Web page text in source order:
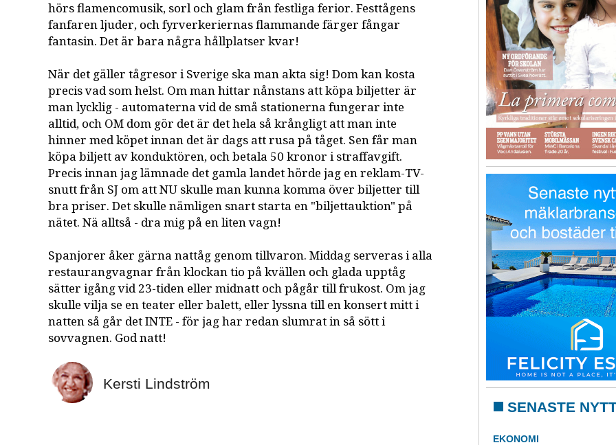
hörs flamencomusik, sorl och glam från festliga ferior. Festtågens
fanfaren ljuder, och fyrverkeriernas flammande färger fångar
fantasin. Det är bara några hållplatser kvar!
När det gäller tågresor i Sverige ska man akta sig! Dom kan kosta
precis vad som helst. Om man hittar nånstans att köpa biljetter är
man lycklig - automaterna vid de små stationerna fungerar inte
alltid, och OM dom gör det är det hela så krångligt att man inte
hinner med köpet innan det är dags att rusa på tåget. Sen får man
köpa biljett av konduktören, och betala 50 kronor i straffavgift.
Precis innan jag lämnade det gamla landet hörde jag en reklam-TV-
snutt från SJ om att NU skulle man kunna komma över biljetter till
bra priser. Det skulle nämligen snart starta en "biljettauktion" på
nätet. Nä alltså - dra mig på en liten vagn!
Spanjorer åker gärna nattåg genom tillvaron. Middag serveras i alla
restaurangvagnar från klockan tio på kvällen och glada upptåg
sätter igång vid 23-tiden eller midnatt och pågår till frukost. Om jag
skulle vilja se en teater eller balett, eller lyssna till en konsert mitt i
natten så går det INTE - för jag har redan slumrat in så sött i
sovvagnen. God natt!
Kersti Lindström
SENASTE
EKONOMI